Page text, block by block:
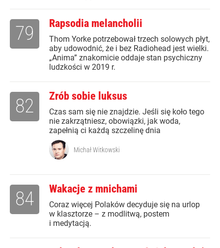
Rapsodia melancholii
Thom Yorke potrzebował trzech solowych płyt,
aby udowodnić, że i bez Radiohead jest wielki.
„Anima” znakomicie oddaje stan psychiczny
ludzkości w 2019 r.
79
Zrób sobie luksus
Czas sam się nie znajdzie. Jeśli się koło tego
nie zakrzątniesz, obowiązki, jak woda,
zapełnią ci każdą szczelinę dnia
82
Michał Witkowski
Wakacje z mnichami
Coraz więcej Polaków decyduje się na urlop
w klasztorze – z modlitwą, postem
i medytacją.
84